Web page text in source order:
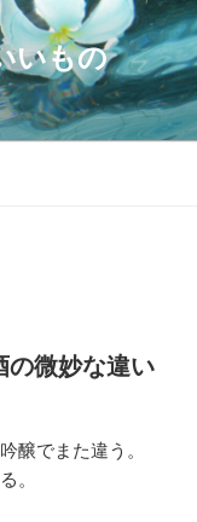
いもの
微妙な違い
醸でまた違う。
。